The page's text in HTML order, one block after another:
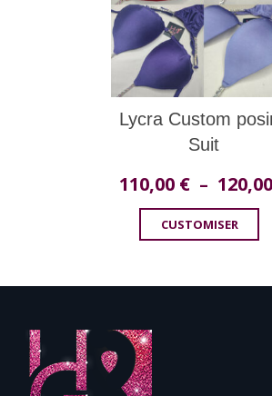
Lycra Custom
Suit
110,00 € – 120,00
CUSTOMISER